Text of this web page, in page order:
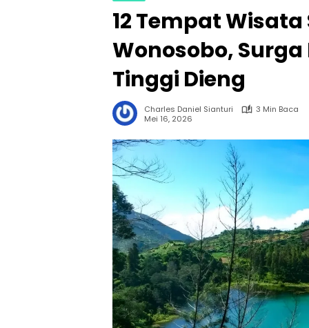
12 Tempat
Wonosobo,
Tinggi Dieng
Charles Daniel Sianturi
3 Min Baca
Mei 16, 2026